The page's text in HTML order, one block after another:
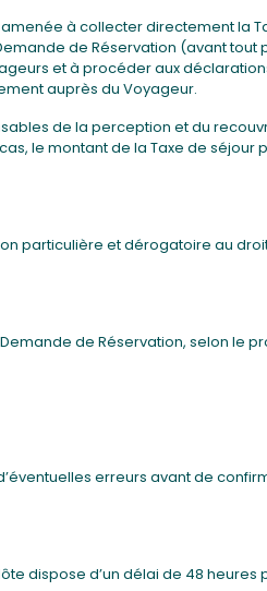
à collecter directement la
de Réservation (avant tout
et à procéder aux
auprès du Voyageur.
de la perception et du
le montant de la Taxe de séjour
particulière et dérogatoire au
de Réservation, selon le
erreurs avant de
dispose d’un délai de 48